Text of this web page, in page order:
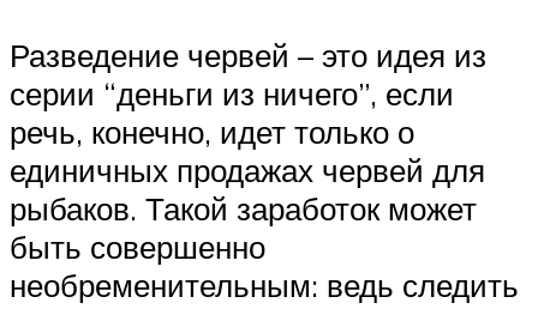
Разведение червей – это идея из
серии “деньги из ничего”, если
речь, конечно, идет только о
единичных продажах червей для
рыбаков. Такой заработок может
быть совершенно
необременительным: ведь следить